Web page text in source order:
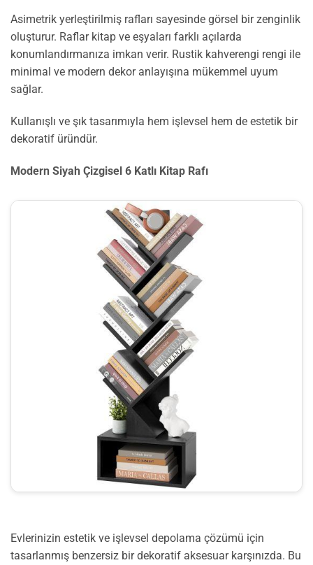
Asimetrik yerleştirilmiş rafları sayesinde görsel bir zenginlik
oluşturur. Raflar kitap ve eşyaları farklı açılarda
konumlandırmanıza imkan verir. Rustik kahverengi rengi ile
minimal ve modern dekor anlayışına mükemmel uyum
sağlar.
Kullanışlı ve şık tasarımıyla hem işlevsel hem de estetik bir
dekoratif üründür.
Modern Siyah Çizgisel 6 Katlı Kitap Rafı
Evlerinizin estetik ve işlevsel depolama çözümü için
tasarlanmış benzersiz bir dekoratif aksesuar karşınızda. Bu